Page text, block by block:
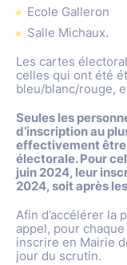
Ecole Galleron
Salle Michaux.
Les cartes
celles qui ont été
bleu/blanc/rouge,
Seules les
d’inscription au
effectivement
électorale. Pour
juin 2024, leur
2024, soit après
Afin d’accélérer la
appel, pour
inscrire en Mairie
jour du scrutin.